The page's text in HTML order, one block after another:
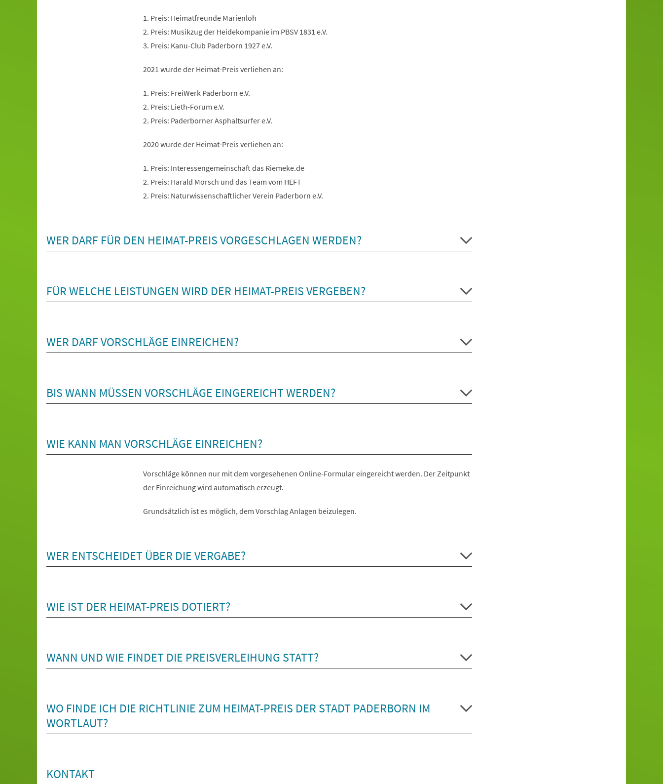
1. Preis: Heimatfreunde Marienloh
2. Preis: Musikzug der Heidekompanie im PBSV 1831 e.V.
3. Preis: Kanu-Club Paderborn 1927 e.V.
2021 wurde der Heimat-Preis verliehen an:
1. Preis: FreiWerk Paderborn e.V.
2. Preis: Lieth-Forum e.V.
2. Preis: Paderborner Asphaltsurfer e.V.
2020 wurde der Heimat-Preis verliehen an:
1. Preis: Interessengemeinschaft das Riemeke.de
2. Preis: Harald Morsch und das Team vom HEFT
2. Preis: Naturwissenschaftlicher Verein Paderborn e.V.
WER DARF FÜR DEN HEIMAT-PREIS VORGESCHLAGEN WERDEN?
FÜR WELCHE LEISTUNGEN WIRD DER HEIMAT-PREIS VERGEBEN?
WER DARF VORSCHLÄGE EINREICHEN?
BIS WANN MÜSSEN VORSCHLÄGE EINGEREICHT WERDEN?
WIE KANN MAN VORSCHLÄGE EINREICHEN?
Vorschläge können nur mit dem vorgesehenen Online-Formular eingereicht werden. Der Zeitpunkt
der Einreichung wird automatisch erzeugt.
Grundsätzlich ist es möglich, dem Vorschlag Anlagen beizulegen.
WER ENTSCHEIDET ÜBER DIE VERGABE?
WIE IST DER HEIMAT-PREIS DOTIERT?
WANN UND WIE FINDET DIE PREISVERLEIHUNG STATT?
WO FINDE ICH DIE RICHTLINIE ZUM HEIMAT-PREIS DER STADT PADERBORN IM
WORTLAUT?
KONTAKT